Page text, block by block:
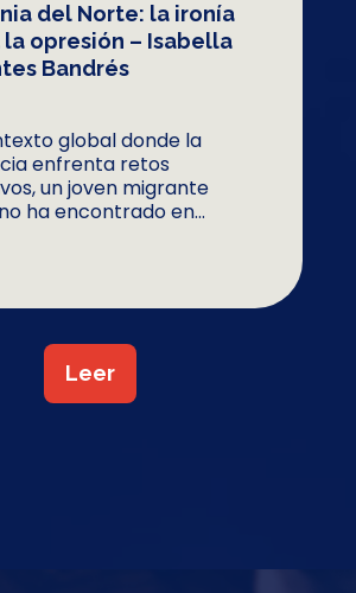
del Norte: la ironía
opresión – Isabella
Bandrés
global donde la
enfrenta retos
un joven migrante
ha encontrado en...
Leer